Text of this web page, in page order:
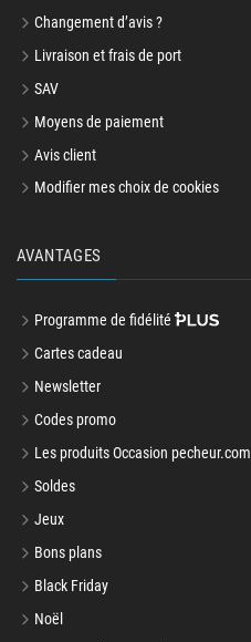
Changement d’avis ?
Livraison et frais de port
SAV
Moyens de paiement
Avis client
Modifier mes choix de cookies
AVANTAGES
Programme de fidélité
Cartes cadeau
Newsletter
Codes promo
Les produits Occasion pecheur.com
Soldes
Jeux
Bons plans
Black Friday
Noël